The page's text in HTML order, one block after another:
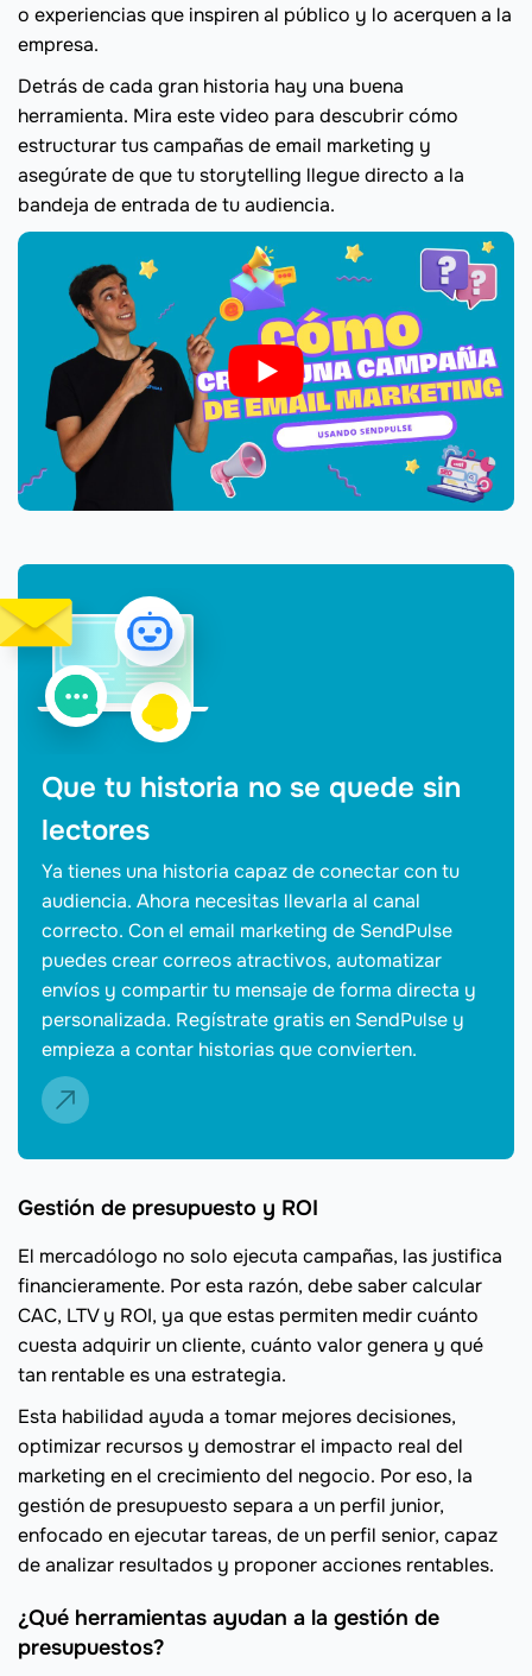
o experiencias que inspiren al público y lo acerquen a la
empresa.
Detrás de cada gran historia hay una buena
herramienta. Mira este video para descubrir cómo
estructurar tus campañas de email marketing y
asegúrate de que tu storytelling llegue directo a la
bandeja de entrada de tu audiencia.
Que tu historia no se quede sin
lectores
Ya tienes una historia capaz de conectar con tu
audiencia. Ahora necesitas llevarla al canal
correcto. Con el email marketing de SendPulse
puedes crear correos atractivos, automatizar
envíos y compartir tu mensaje de forma directa y
personalizada. Regístrate gratis en SendPulse y
empieza a contar historias que convierten.
Gestión de presupuesto y ROI
El mercadólogo no solo ejecuta campañas, las justifica
financieramente. Por esta razón, debe saber calcular
CAC, LTV y ROI, ya que estas permiten medir cuánto
cuesta adquirir un cliente, cuánto valor genera y qué
tan rentable es una estrategia.
Esta habilidad ayuda a tomar mejores decisiones,
optimizar recursos y demostrar el impacto real del
marketing en el crecimiento del negocio. Por eso, la
gestión de presupuesto separa a un perfil junior,
enfocado en ejecutar tareas, de un perfil senior, capaz
de analizar resultados y proponer acciones rentables.
¿Qué herramientas ayudan a la gestión de
presupuestos?